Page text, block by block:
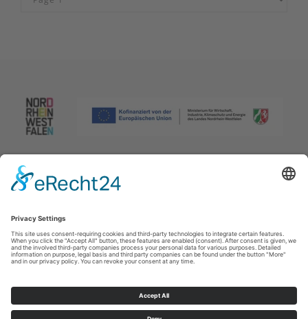
Afdruk|Privacybeleid|Verklaring van toegankelijkheid |Neem
contact met ons op
T: +49 (0) 2974 96980 E: info@sauerland.com